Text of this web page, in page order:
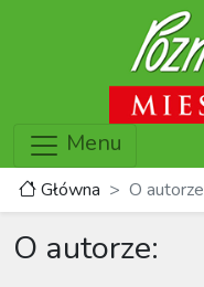
Menu
Główna O autorze
O autorze: